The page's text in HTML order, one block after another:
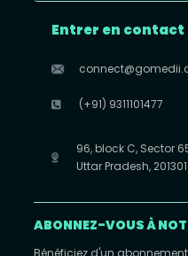
Entrer en contact
(+91) 9311101477
96, block C, Sector
Uttar Pradesh, 201301
ABONNEZ-VOUS À
Bénéficiez d'un